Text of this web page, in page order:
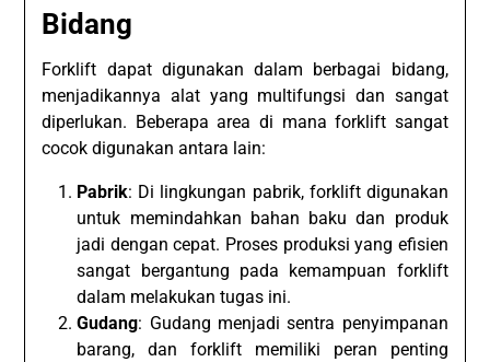
Bidang
Forklift dapat digunakan dalam berbagai bidang,
menjadikannya alat yang multifungsi dan sangat
diperlukan. Beberapa area di mana forklift sangat
cocok digunakan antara lain:
Pabrik: Di lingkungan pabrik, forklift digunakan
untuk memindahkan bahan baku dan produk
jadi dengan cepat. Proses produksi yang efisien
sangat bergantung pada kemampuan forklift
dalam melakukan tugas ini.
Gudang: Gudang menjadi sentra penyimpanan
barang, dan forklift memiliki peran penting